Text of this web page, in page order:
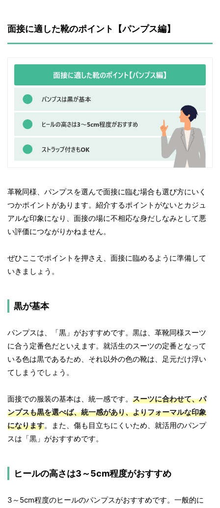
面接に適した靴のポイント【パンプス編】
革靴同様、パンプスを選んで面接に臨む場合も選び方にいく
つかポイントがあります。紹介するポイントがないとカジュ
アルな印象になり、面接の場に不相応な身だしなみとして悪
い評価につながりかねません。
ぜひここでポイントを押さえ、面接に臨めるように準備して
いきましょう。
黒が基本
パンプスは、「黒」がおすすめです。黒は、革靴同様スーツ
に合う定番色だといえます。就活生のスーツの定番となって
いる色は黒であるため、それ以外の色の靴は、足元だけ浮い
てしまうでしょう。
面接での服装の基本は、統一感です。 スーツに合わせて、パ
ンプスも黒を選べば、統一感があり、よりフォーマルな印象
になります。また、傷も目立ちにくいため、就活用のパンプ
スは「黒」がおすすめです。
ヒールの高さは3～5cm程度がおすすめ
3～5cm程度のヒールのパンプスがおすすめです。一般的に